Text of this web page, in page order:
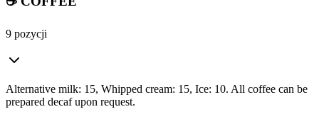
9 pozycji
Alternative milk: 15, Whipped cream: 15, Ice: 10. All coffee can be
prepared decaf upon request.